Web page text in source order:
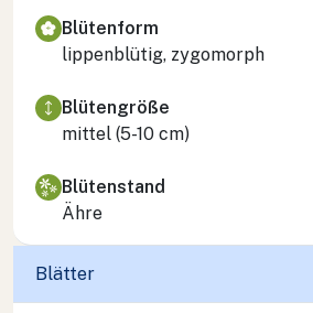
Blütenform
lippenblütig, zygomorph
Blütengröße
mittel (5-10 cm)
Blütenstand
Ähre
Blätter